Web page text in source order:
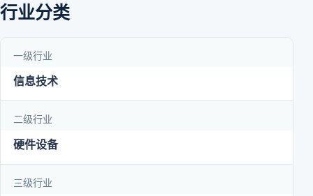
行业分类
一级行业
信息技术
二级行业
硬件设备
三级行业